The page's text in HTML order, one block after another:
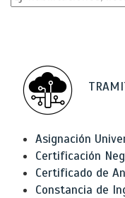
Asignación
Certificación
Certificado de
Constancia de